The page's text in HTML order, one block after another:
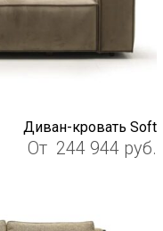
Диван-кровать Soft
От 244 944 руб.